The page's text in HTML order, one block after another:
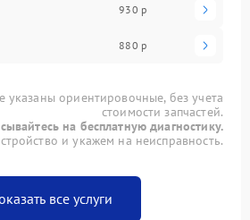
930 р
880 р
указаны ориентировочные, без учета
стоимости запчастей.
на бесплатную диагностику.
и укажем на неисправность.
все услуги